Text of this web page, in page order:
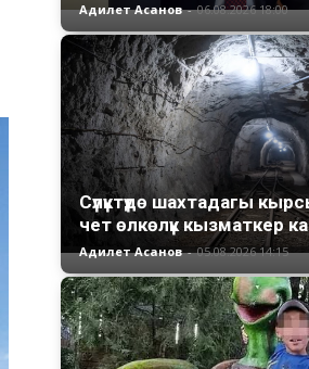
Адилет Асанов - 06.08.2026 18:00
Сүлүктүдө шахтадагы
чет өлкөлүк кызматкер
Адилет Асанов - 05.08.2026 14:15